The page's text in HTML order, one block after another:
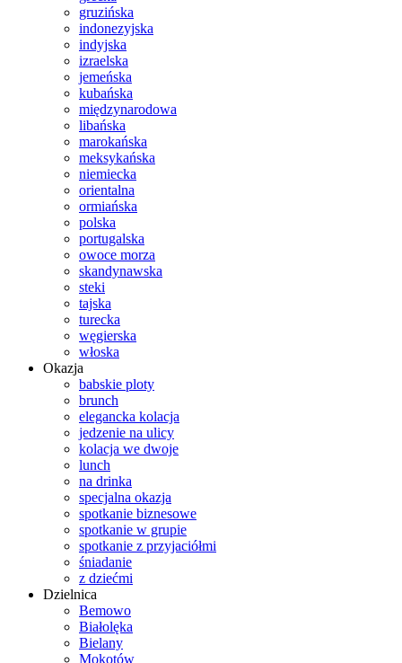
gruzińska
indonezyjska
indyjska
izraelska
jemeńska
kubańska
międzynarodowa
libańska
marokańska
meksykańska
niemiecka
orientalna
ormiańska
polska
portugalska
owoce morza
skandynawska
steki
tajska
turecka
węgierska
włoska
Okazja
babskie ploty
brunch
elegancka kolacja
jedzenie na ulicy
kolacja we dwoje
lunch
na drinka
specjalna okazja
spotkanie biznesowe
spotkanie w grupie
spotkanie z przyjaciółmi
śniadanie
z dziećmi
Dzielnica
Bemowo
Białolęka
Bielany
Mokotów